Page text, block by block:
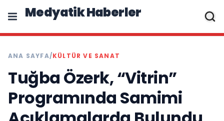
Medyatik Haberler
ANA SAYFA/KÜLTÜR VE SANAT
Tuğba Özerk, “Vitrin”
Programında Samimi